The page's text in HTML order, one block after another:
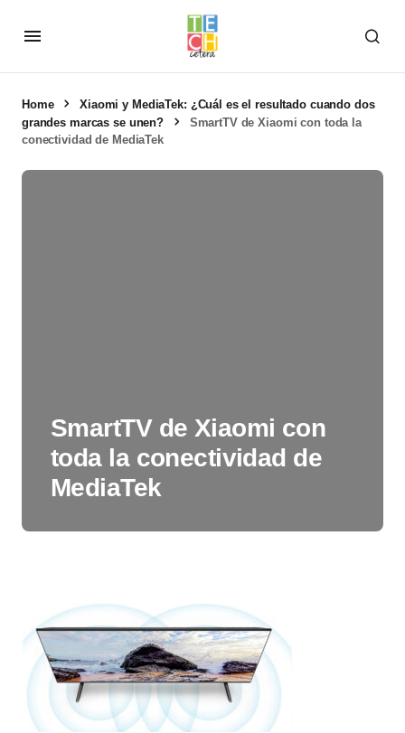
Home
Xiaomi y MediaTek: ¿Cuál es el resultado cuando dos
grandes marcas se unen?
SmartTV de Xiaomi con toda la
conectividad de MediaTek
SmartTV de Xiaomi con
toda la conectividad de
MediaTek